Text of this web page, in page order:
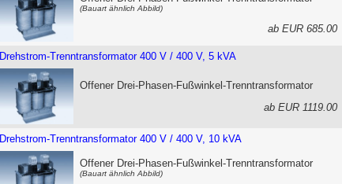
(Bauart ähnlich Abbild)
ab EUR 685.00
Drehstrom-Trenntransformator 400 V / 400 V, 5 kVA
Offener Drei-Phasen-Fußwinkel-Trenntransformator
ab EUR 1119.00
Drehstrom-Trenntransformator 400 V / 400 V, 10 kVA
Offener Drei-Phasen-Fußwinkel-Trenntransformator
(Bauart ähnlich Abbild)